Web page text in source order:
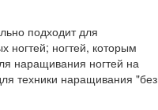
подходит для
ногтей; ногтей, которым
наращивания ногтей на
техники наращивания "без